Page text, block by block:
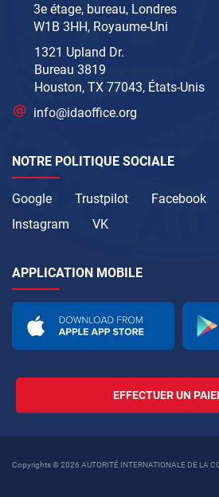
3e étage, bureau, Londres
W1B 3HH, Royaume-Uni
1321 Upland Dr.
Bureau 3819
Houston, TX 77043, États-Unis
info@idaoffice.org
NOTRE POLITIQUE SOCIALE
Google Trustpilot Facebook
Instagram
VK
APPLICATION MOBILE
EFFECTUER UN
Copyrights © 2026 AUTORITÉ INTERNATIONALE DE LA